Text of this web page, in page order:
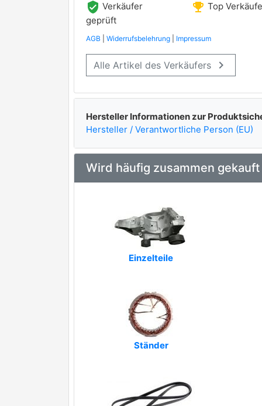
FEBI BILSTEIN
MEAT & DORIA
HERTH+BUSS ELPARTS premium Marke
VEMO premium Marke
A.Z. Meisterteile
AD KÜHNER
AISIN premium Marke
BOM-Prestolite
BTS Turbo
verified_user Verkäufer
geprüft
emoji_events Top
AGB Widerrufsbelehrung Impressum
Alle Artikel des Verkäufers keyboard_arrow_right
Hersteller Informationen zur
Hersteller / Verantwortliche Person (EU)
Wird häufig zusammen gekauft
Einzelteile
Ständer